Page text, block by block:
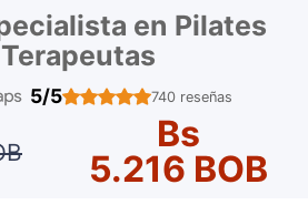
en Pilates
5/5 740 reseñas
Bs
5.216 BOB